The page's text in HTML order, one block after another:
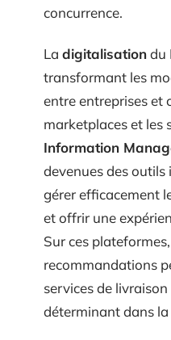
concurrence.
La digitalisationdu
transformant les
entre entreprises et
marketplaces et les
Information
devenues des
gérer efficacement
et offrir une
Sur ces
recommandations
services de
déterminant dans la